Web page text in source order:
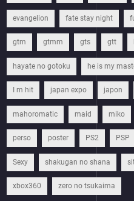
evangelion fate stay night
gtm gtmm gts gtt
hayate no gotoku he is my
I m hit japan expo japon
mahoromatic maid miko
perso poster PS2 PSP
Sexy shakugan no shana
xbox360 zero no tsukaima